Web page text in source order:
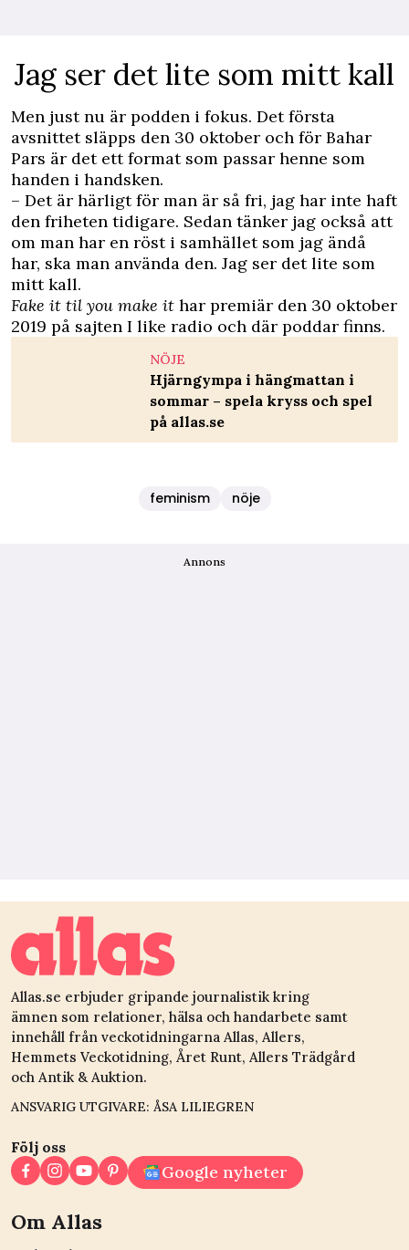
Jag ser det lite som mitt kall
Men just nu är podden i fokus. Det första
avsnittet släpps den 30 oktober och för Bahar
Pars är det ett format som passar henne som
handen i handsken.
– Det är härligt för man är så fri, jag har inte haft
den friheten tidigare. Sedan tänker jag också att
om man har en röst i samhället som jag ändå
har, ska man använda den. Jag ser det lite som
mitt kall.
Fake it til you make it har premiär den 30 oktober
2019 på sajten I like radio och där poddar finns.
NÖJE
Hjärngympa i hängmattan i
sommar – spela kryss och spel
på allas.se
feminism nöje
Annons
Allas.se erbjuder gripande journalistik kring
ämnen som relationer, hälsa och handarbete samt
innehåll från veckotidningarna Allas, Allers,
Hemmets Veckotidning, Året Runt, Allers Trädgård
och Antik & Auktion.
ANSVARIG UTGIVARE: ÅSA LILIEGREN
Följ oss
Google nyheter
Om Allas